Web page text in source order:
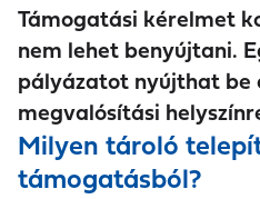
Támogatási kérelmet
nem lehet benyújtani.
pályázatot nyújthat be
megvalósítási
Milyen tároló
támogatásból?